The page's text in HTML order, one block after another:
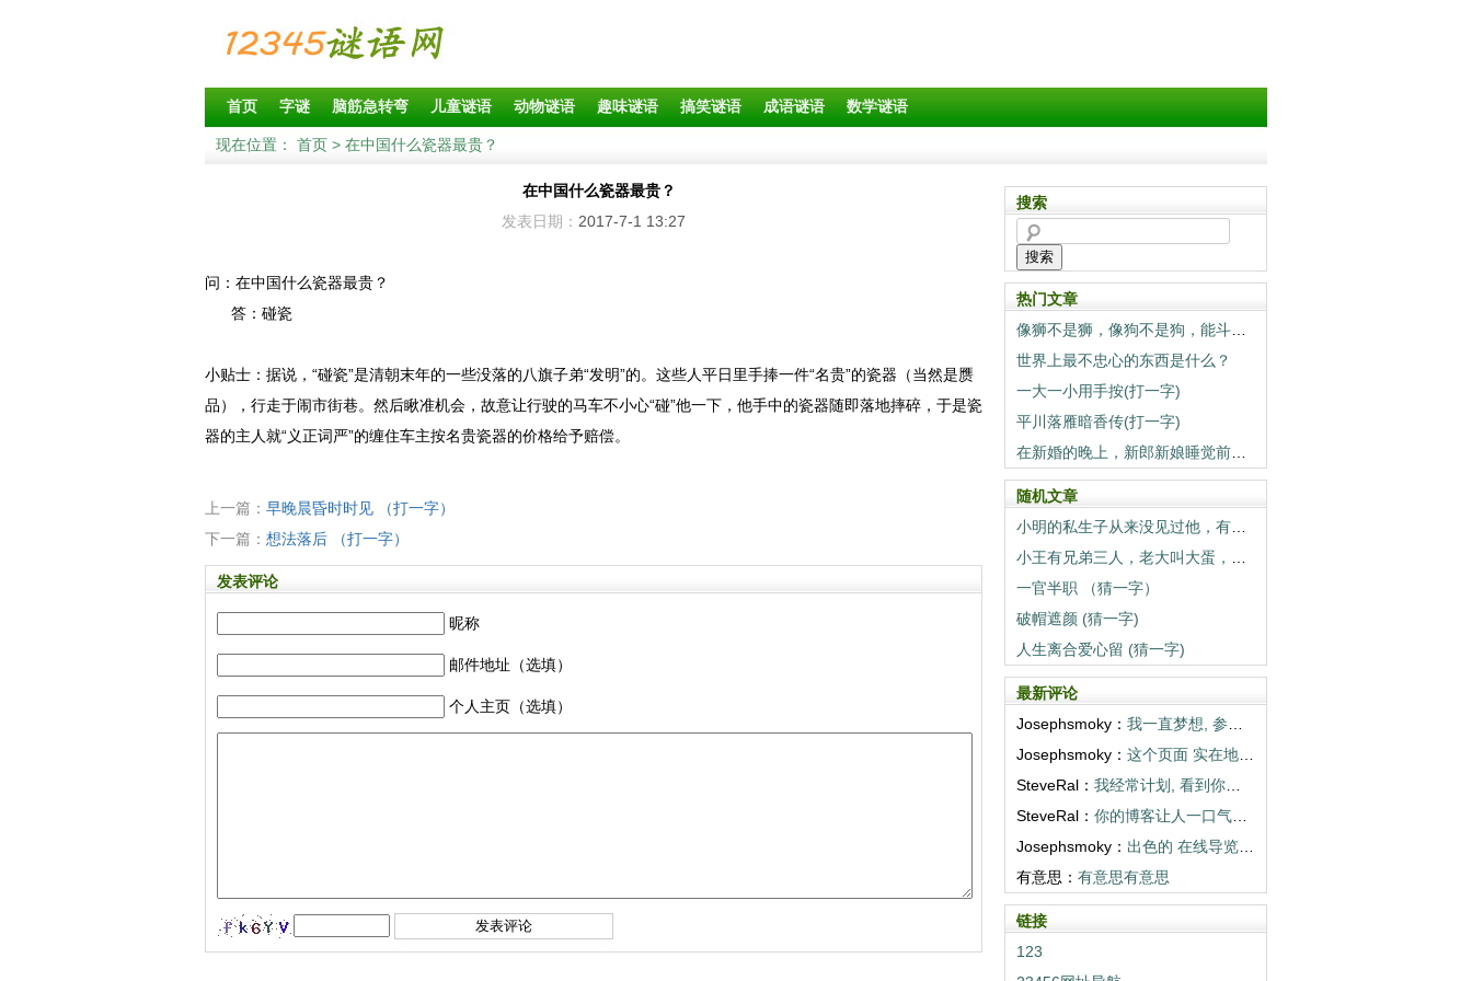
首页 字谜 脑筋急转弯 儿童谜语 动物谜语 趣味谜语 搞笑谜语 成语谜语 数学谜语
现在位置： 首页 > 在中国什么瓷器最贵？
在中国什么瓷器最贵？
发表日期： 2017-7-1 13:27
问：在中国什么瓷器最贵？
答：碰瓷
小贴士：据说，“碰瓷”是清朝末年的一些没落的八旗子弟“发明”的。这些人平日里手捧一件“名贵”的瓷器（当然是赝
品），行走于闹市街巷。然后瞅准机会，故意让行驶的马车不小心“碰”他一下，他手中的瓷器随即落地摔碎，于是瓷
器的主人就“义正词严”的缠住车主按名贵瓷器的价格给予赔偿。
上一篇： 早晚晨昏时时见 （打一字）
下一篇： 想法落后 （打一字）
发表评论
昵称
邮件地址（选填）
个人主页（选填）
搜索
搜索
热门文章
世界上最不忠心的东西是什么？
一大一小用手按(打一字)
平川落雁暗香传(打一字)
随机文章
一官半职 （猜一字）
破帽遮颜 (猜一字)
人生离合爱心留 (猜一字)
最新评论
Josephsmoky： 我一直梦想, 参观你们描述的目的地。谢谢...
Josephsmoky： 这个页面 实在地 打开世界。多写些! <...
SteveRal： 我经常计划, 看到你们相册那样的地方。超...
SteveRal： 你的博客让人一口气读完。感谢 温暖。 <...
Josephsmoky： 出色的 在线导览! 你们真棒! <a h...
有意思： 有意思有意思
链接
123